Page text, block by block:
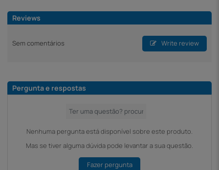
Reviews
Sem comentários Write review
Pergunta e respostas
Nenhuma pergunta está disponível sobre este produto.
Mas se tiver alguma dúvida pode levantar a sua questão.
Fazer pergunta